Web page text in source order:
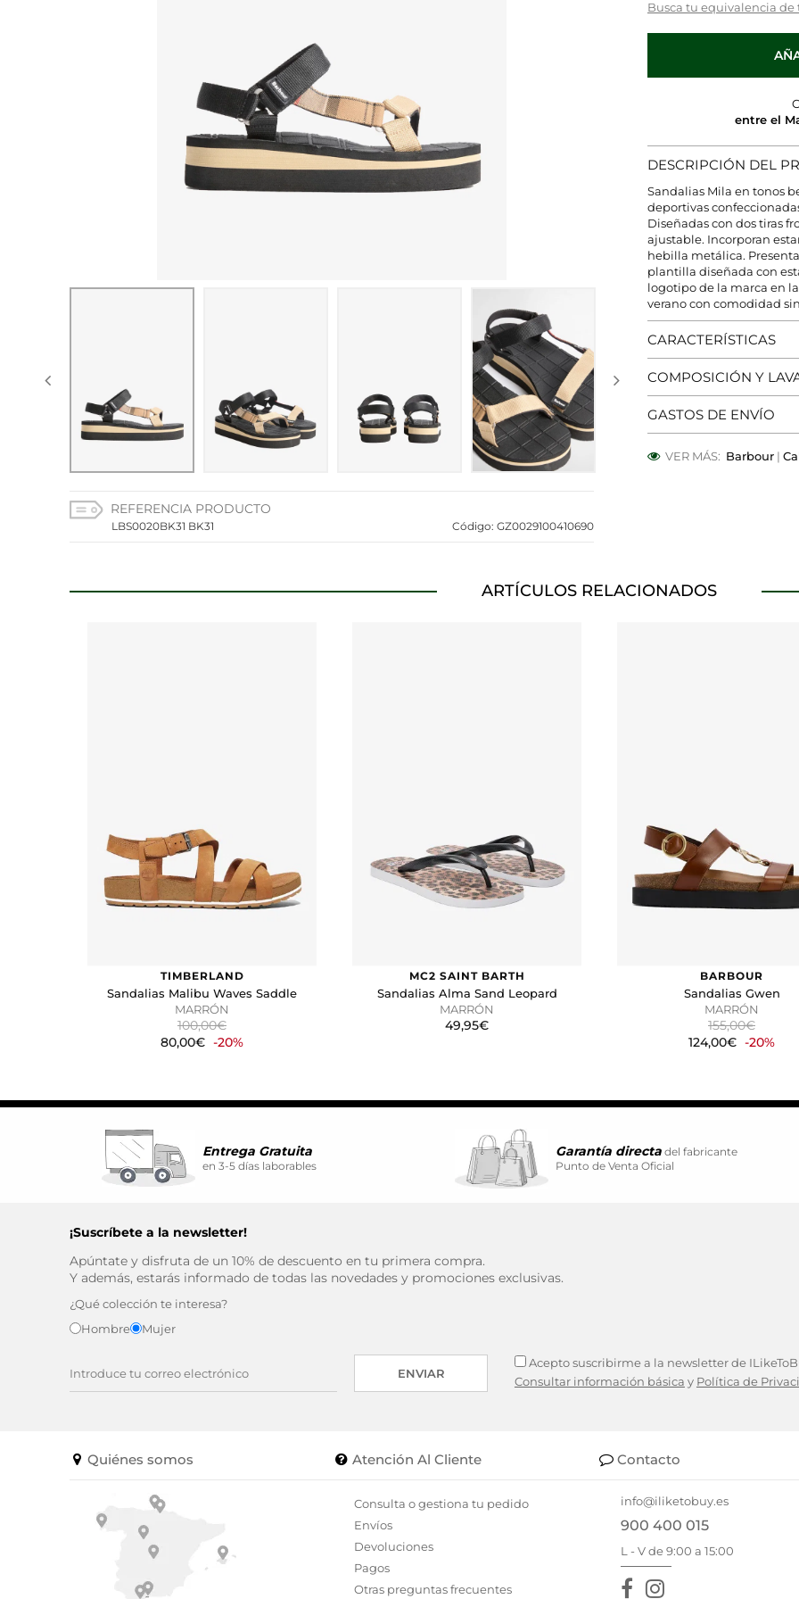
REFERENCIA PRODUCTO
LBS0020BK31 BK31 Código: GZ0029100410690
Busca tu equivalencia de
entre el
DESCRIPCIÓN DEL
Sandalias Mila en tonos
deportivas
Diseñadas con dos tiras
ajustable. Incorporan
hebilla metálica.
plantilla diseñada con
logotipo de la marca en
verano con comodidad
CARACTERÍSTICAS
COMPOSICIÓN Y
GASTOS DE ENVÍO
VER MÁS: Barbour |
ARTÍCULOS RELACIONADOS
TIMBERLAND
Sandalias Malibu Waves Saddle
MARRÓN
100,00€
80,00€ -20%
MC2 SAINT BARTH
Sandalias Alma Sand Leopard
MARRÓN
49,95€
BARBOUR
Sandalias Gwen
MARRÓN
155,00€
124,00€ -20%
Entrega Gratuita
en 3-5 días laborables
Garantía directadel fabricante
Punto de Venta Oficial
¡Suscríbete a la newsletter!
Apúntate y disfruta de un 10% de descuento en tu primera compra.
Y además, estarás informado de todas las novedades y promociones exclusivas.
¿Qué colección te interesa?
Hombre
Mujer
ENVIAR
Acepto suscribirme a la newsletter de
Consultar información básica y Política de
Quiénes somos Atención Al Cliente
Consulta o gestiona tu pedido
Envíos
Devoluciones
Pagos
Otras preguntas frecuentes
Contacto
info@iliketobuy.es
900 400 015
L - V de 9:00 a 15:00
CONFIGURACIÓN DE COOKIES HABILITAR
Cookies necesarias
GUARDAR CONFIGURACIÓN
nuestrapolítica de cookies